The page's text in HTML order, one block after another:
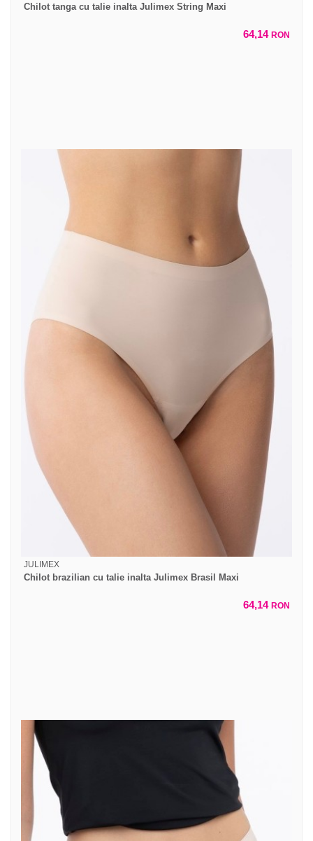
Chilot tanga cu talie inalta Julimex String Maxi
64,14 RON
JULIMEX
Chilot brazilian cu talie inalta Julimex Brasil Maxi
64,14 RON